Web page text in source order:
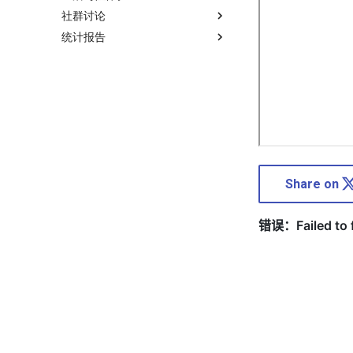
社群讨论
统计报告
Share on